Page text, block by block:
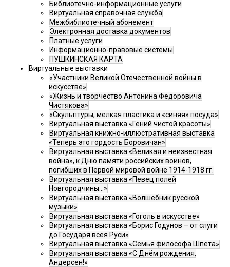
Библиотечно-информационные услуги
Виртуальная справочная служба
Межбиблиотечный абонемент
Электронная доставка документов
Платные услуги
Информационно-правовые системы
ПУШКИНСКАЯ КАРТА
Виртуальные выставки
«Участники Великой Отечественной войны в
искусстве»
«Жизнь и творчество Антонина Федоровича
Чистякова»
«Скульптуры, мелкая пластика и «синяя» посуда»
Виртуальная выставка «Гений чистой красоты»
Виртуальная книжно-иллюстративная выставка
«Теперь это гордость Боровичан»
Виртуальная выставка «Великая и неизвестная
война», к Дню памяти российских воинов,
погибших в Первой мировой войне 1914-1918 гг.
Виртуальная выставка «Певец полей
Новгородчины…»
Виртуальная выставка «Волшебник русской
музыки»
Виртуальная выставка «Гоголь в искусстве»
Виртуальная выставка «Борис Годунов – от слуги
до Государя всея Руси»
Виртуальная выставка «Семья философа Шпета»
Виртуальная выставка «С Днём рождения,
Андерсен!»